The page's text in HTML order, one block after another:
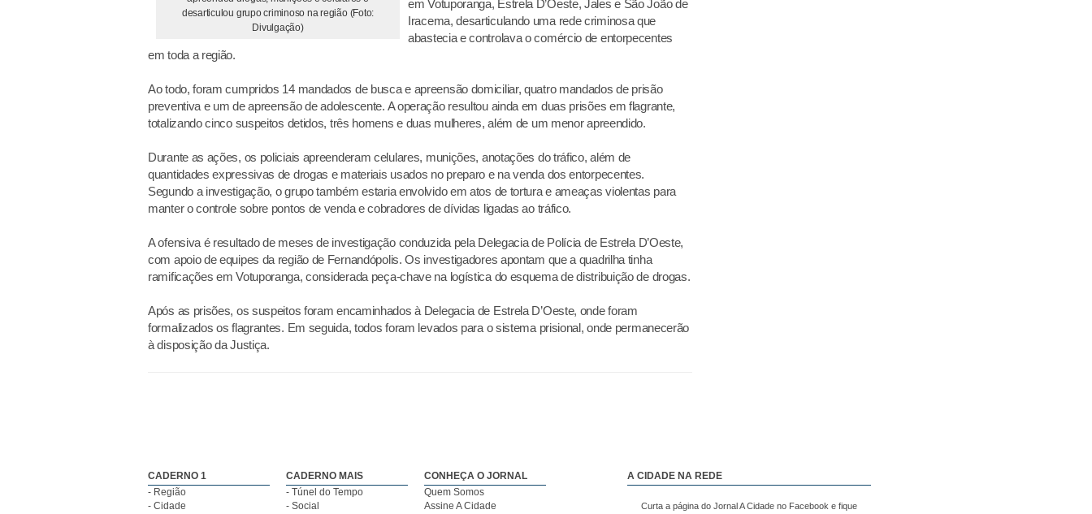
desarticulou grupo criminoso na região (Foto:
Divulgação)
em Votuporanga, Estrela D’Oeste, Jales e São João de
Iracema, desarticulando uma rede criminosa que
abastecia e controlava o comércio de entorpecentes
em toda a região.
Ao todo, foram cumpridos 14 mandados de busca e apreensão domiciliar, quatro mandados de prisão
preventiva e um de apreensão de adolescente. A operação resultou ainda em duas prisões em flagrante,
totalizando cinco suspeitos detidos, três homens e duas mulheres, além de um menor apreendido.
Durante as ações, os policiais apreenderam celulares, munições, anotações do tráfico, além de
quantidades expressivas de drogas e materiais usados no preparo e na venda dos entorpecentes.
Segundo a investigação, o grupo também estaria envolvido em atos de tortura e ameaças violentas para
manter o controle sobre pontos de venda e cobradores de dívidas ligadas ao tráfico.
A ofensiva é resultado de meses de investigação conduzida pela Delegacia de Polícia de Estrela D’Oeste,
com apoio de equipes da região de Fernandópolis. Os investigadores apontam que a quadrilha tinha
ramificações em Votuporanga, considerada peça-chave na logística do esquema de distribuição de drogas.
Após as prisões, os suspeitos foram encaminhados à Delegacia de Estrela D’Oeste, onde foram
formalizados os flagrantes. Em seguida, todos foram levados para o sistema prisional, onde permanecerão
à disposição da Justiça.
CADERNO 1
- Região
- Cidade
CADERNO MAIS
- Túnel do Tempo
- Social
CONHEÇA O JORNAL
Quem Somos
Assine A Cidade
A CIDADE NA REDE
Curta a página do Jornal A Cidade no Facebook e fique